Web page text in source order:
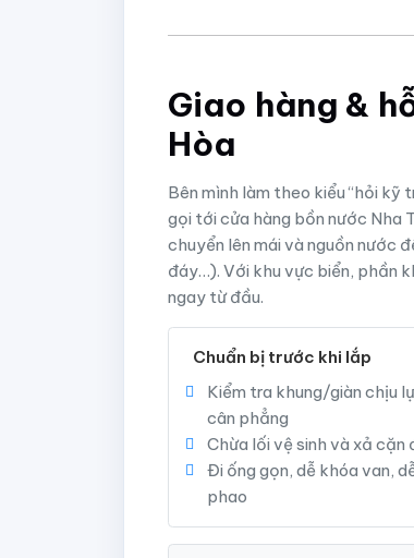
Giao hàng &
Hòa
Bên mình làm theo kiểu “hỏi kỹ
gọi tới cửa hàng bồn nước Nha
chuyển lên mái và nguồn nước
đáy…). Với khu vực biển, phần
ngay từ đầu.
Chuẩn bị trước khi lắp
Kiểm tra khung/giàn chịu
cân phẳng
Chừa lối vệ sinh và xả cặn
Đi ống gọn, dễ khóa van,
phao